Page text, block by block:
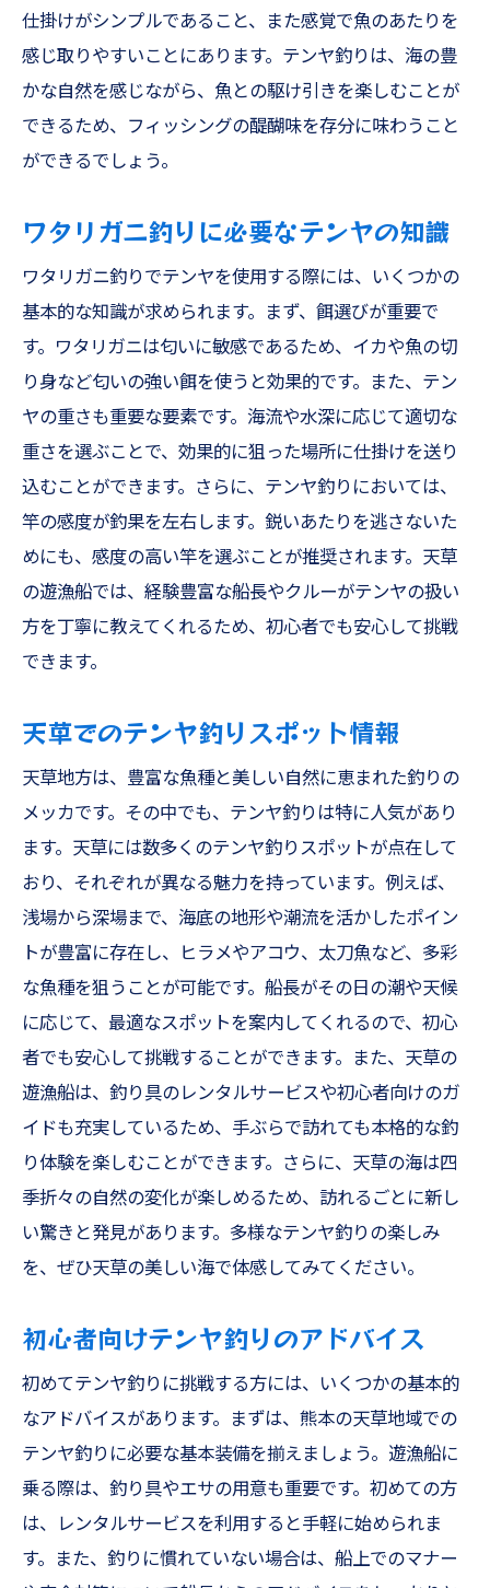
仕掛けがシンプルであること、また感覚で魚のあたりを
感じ取りやすいことにあります。テンヤ釣りは、海の豊
かな自然を感じながら、魚との駆け引きを楽しむことが
できるため、フィッシングの醍醐味を存分に味わうこと
ができるでしょう。
ワタリガニ釣りに必要なテンヤの知識
ワタリガニ釣りでテンヤを使用する際には、いくつかの
基本的な知識が求められます。まず、餌選びが重要で
す。ワタリガニは匂いに敏感であるため、イカや魚の切
り身など匂いの強い餌を使うと効果的です。また、テン
ヤの重さも重要な要素です。海流や水深に応じて適切な
重さを選ぶことで、効果的に狙った場所に仕掛けを送り
込むことができます。さらに、テンヤ釣りにおいては、
竿の感度が釣果を左右します。鋭いあたりを逃さないた
めにも、感度の高い竿を選ぶことが推奨されます。天草
の遊漁船では、経験豊富な船長やクルーがテンヤの扱い
方を丁寧に教えてくれるため、初心者でも安心して挑戦
できます。
天草でのテンヤ釣りスポット情報
天草地方は、豊富な魚種と美しい自然に恵まれた釣りの
メッカです。その中でも、テンヤ釣りは特に人気があり
ます。天草には数多くのテンヤ釣りスポットが点在して
おり、それぞれが異なる魅力を持っています。例えば、
浅場から深場まで、海底の地形や潮流を活かしたポイン
トが豊富に存在し、ヒラメやアコウ、太刀魚など、多彩
な魚種を狙うことが可能です。船長がその日の潮や天候
に応じて、最適なスポットを案内してくれるので、初心
者でも安心して挑戦することができます。また、天草の
遊漁船は、釣り具のレンタルサービスや初心者向けのガ
イドも充実しているため、手ぶらで訪れても本格的な釣
り体験を楽しむことができます。さらに、天草の海は四
季折々の自然の変化が楽しめるため、訪れるごとに新し
い驚きと発見があります。多様なテンヤ釣りの楽しみ
を、ぜひ天草の美しい海で体感してみてください。
初心者向けテンヤ釣りのアドバイス
初めてテンヤ釣りに挑戦する方には、いくつかの基本的
なアドバイスがあります。まずは、熊本の天草地域での
テンヤ釣りに必要な基本装備を揃えましょう。遊漁船に
乗る際は、釣り具やエサの用意も重要です。初めての方
は、レンタルサービスを利用すると手軽に始められま
す。また、釣りに慣れていない場合は、船上でのマナー